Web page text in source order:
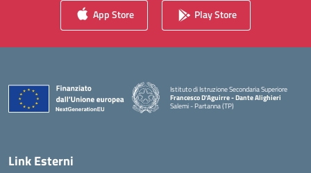
App Store Play Store
Istituto di Istruzione Secondaria Superiore
Francesco D'Aguirre - Dante Alighieri
Salemi - Partanna (TP)
Link Esterni